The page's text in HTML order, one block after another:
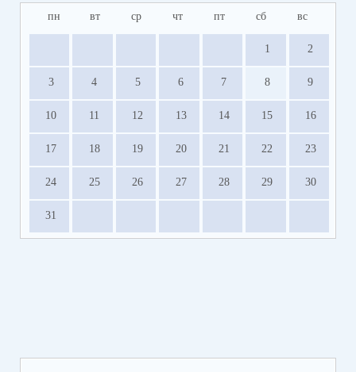
пн вт ср чт пт сб вс
1 2
3 4 5 6 7 8 9
10 11 12 13 14 15 16
17 18 19 20 21 22 23
24 25 26 27 28 29 30
31